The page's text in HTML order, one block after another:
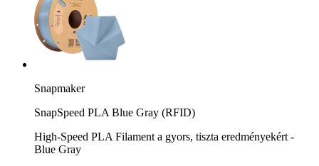
Snapmaker
SnapSpeed PLA Blue Gray (RFID)
High-Speed PLA Filament a gyors, tiszta eredményekért -
Blue Gray